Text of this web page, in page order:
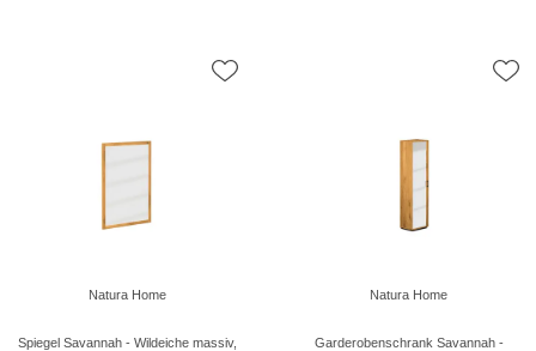
Natura Home
Spiegel Savannah - Wildeiche massiv,
Natura Home
Garderobenschrank Savannah -